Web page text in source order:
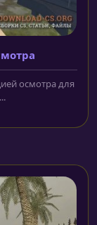
осмотра для